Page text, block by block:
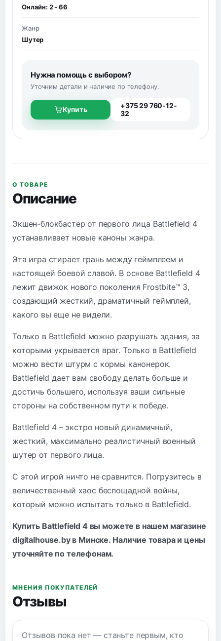
Онлайн: 2 - 66
Жанр
Шутер
Нужна помощь с выбором?
Уточним детали и наличие по телефону.
Купить
+375 29 760-12-
32
О ТОВАРЕ
Описание
Экшен-блокбастер от первого лица Battlefield 4
устанавливает новые каноны жанра.
Эта игра стирает грань между геймплеем и
настоящей боевой славой. В основе Battlefield 4
лежит движок нового поколения Frostbite™ 3,
создающий жесткий, драматичный геймплей,
какого вы еще не видели.
Только в Battlefield можно разрушать здания, за
которыми укрывается враг. Только в Battlefield
можно вести штурм с кормы канонерок.
Battlefield дает вам свободу делать больше и
достичь большего, используя ваши сильные
стороны на собственном пути к победе.
Battlefield 4 – экстро новый динамичный,
жесткий, максимально реалистичный военный
шутер от первого лица.
С этой игрой ничто не сравнится. Погрузитесь в
величественный хаос беспощадной войны,
который можно испытать только в Battlefield.
Купить Battlefield 4 вы можете в нашем магазине
digitalhouse.by в Минске. Наличие товара и цены
уточняйте по телефонам.
МНЕНИЯ ПОКУПАТЕЛЕЙ
Отзывы
Отзывов пока нет — станьте первым, кто